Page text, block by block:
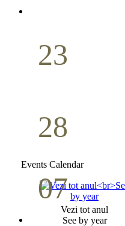
23
28
07 Cina Domnului
Events Calendar
Vezi tot anul
See by year